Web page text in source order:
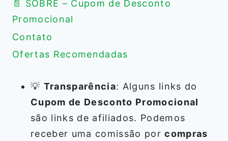
📄 SOBRE – Cupom de Desconto
Promocional
Contato
Ofertas Recomendadas
💡 Transparência: Alguns links do
Cupom de Desconto Promocional
são links de afiliados. Podemos
receber uma comissão porcompras